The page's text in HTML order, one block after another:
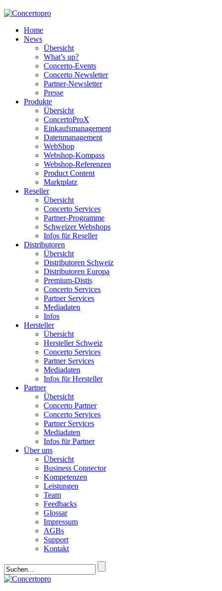
Home
News
Übersicht
What’s up?
Concerto-Events
Concerto Newsletter
Partner-Newsletter
Presse
Produkte
Übersicht
ConcertoProX
Einkaufsmanagement
Datenmanagement
WebShop
Webshop-Kompass
Webshop-Referenzen
Product Content
Marktplatz
Reseller
Übersicht
Concerto Services
Partner-Programme
Schweizer Webshops
Infos für Reseller
Distributoren
Übersicht
Distributoren Schweiz
Distributoren Europa
Premium-Distis
Concerto Services
Partner Services
Mediadaten
Infos
Hersteller
Übersicht
Hersteller Schweiz
Concerto Services
Partner Services
Mediadaten
Infos für Hersteller
Partner
Übersicht
Concerto Partner
Concerto Services
Partner Services
Mediadaten
Infos für Partner
Über uns
Übersicht
Business Connector
Kompetenzen
Leistungen
Team
Feedbacks
Glossar
Impressum
AGBs
Support
Kontakt